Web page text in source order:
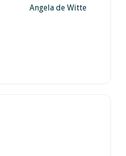
Angela de Witte